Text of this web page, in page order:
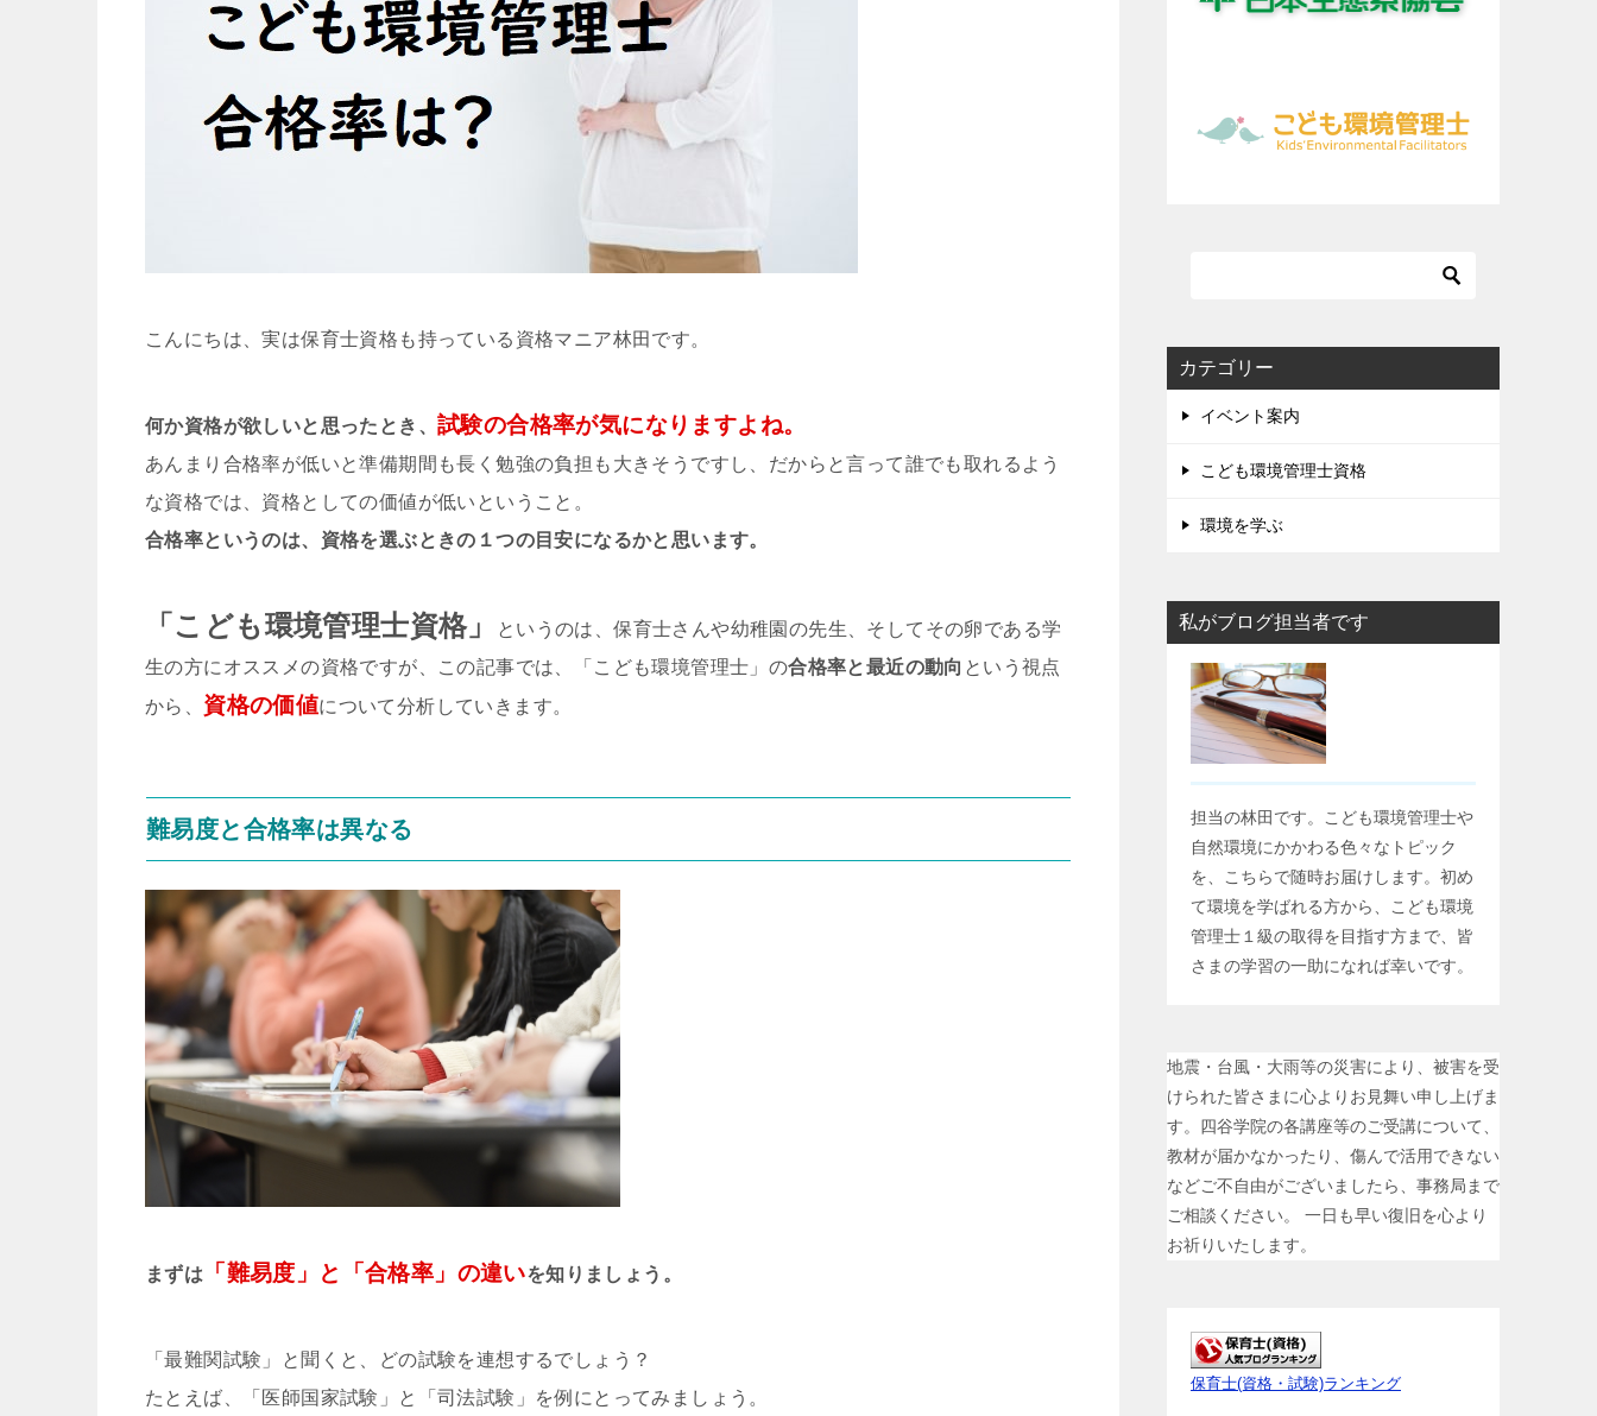
こんにちは、実は保育士資格も持っている資格マニア林田です。
何か資格が欲しいと思ったとき、 試験の合格率が気になりますよね。
あんまり合格率が低いと準備期間も長く勉強の負担も大きそうですし、だからと言って誰でも取れるよう
な資格では、資格としての価値が低いということ。
合格率というのは、資格を選ぶときの１つの目安になるかと思います。
「こども環境管理士資格」
というのは、保育士さんや幼稚園の先生、そしてその卵である学
生の方にオススメの資格ですが、この記事では、「こども環境管理士」の合格率と最近の動向 という視点
から、 資格の価値について分析していきます。
難易度と合格率は異なる
まずは 「難易度」と「合格率」の違いを知りましょう。
「最難関試験」と聞くと、どの試験を連想するでしょう？
たとえば、「医師国家試験」と「司法試験」を例にとってみましょう。
カテゴリー
イベント案内
こども環境管理士資格
環境を学ぶ
私がブログ担当者です
担当の林田です。こども環境管理士や
自然環境にかかわる色々なトピック
を、こちらで随時お届けします。初め
て環境を学ばれる方から、こども環境
管理士１級の取得を目指す方まで、皆
さまの学習の一助になれば幸いです。
地震・台風・大雨等の災害により、被害を受
けられた皆さまに心よりお見舞い申し上げま
す。四谷学院の各講座等のご受講について、
教材が届かなかったり、傷んで活用できない
などご不自由がございましたら、事務局まで
ご相談ください。 一日も早い復旧を心より
お祈りいたします。
保育士(資格・試験)ランキング